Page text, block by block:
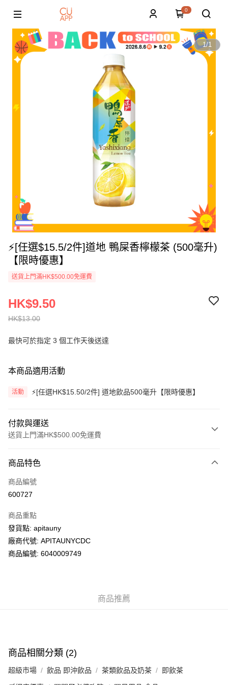
0
1/1
⚡[任選$15.5/2件]道地 鴨屎香檸檬茶 (500毫升)
【限時優惠】
送貨上門滿HK$500.00免運費
HK$13.00
HK$9.50
最快可於指定 3 個工作天後送達
本商品適用活動
活動 ⚡[任選HK$15.50/2件] 道地飲品500毫升【限時優惠】
付款與運送
送貨上門滿HK$500.00免運費
信用卡
AlipayHK
WeChat Pay
送貨方式
每筆HK$50.00，滿HK$200.00或以上免運費
UNY 門市自取
商品特色
商品編號
600727
商品重點
發貨點: apitauny
廠商代號: APITAUNYCDC
商品編號: 6040009749
商品推薦
商品相關分類 (2)
超級市場 飲品 即沖飲品 茶類飲品及奶茶 即飲茶